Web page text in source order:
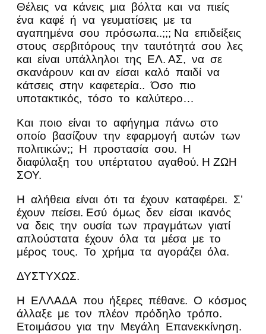
Θέλεις να κάνεις μια βόλτα και να πιείς
ένα καφέ ή να γευματίσεις με τα
αγαπημένα σου πρόσωπα..;;; Να επιδείξεις
στους σερβιτόρους την ταυτότητά σου λες
και είναι υπάλληλοι της ΕΛ. ΑΣ, να σε
σκανάρουν και αν είσαι καλό παιδί να
κάτσεις στην καφετερία.. Όσο πιο
υποτακτικός, τόσο το καλύτερο…
Και ποιο είναι το αφήγημα πάνω στο
οποίο βασίζουν την εφαρμογή αυτών των
πολιτικών;; Η προστασία σου. Η
διαφύλαξη του υπέρτατου αγαθού. Η ΖΩΗ
ΣΟΥ.
Η αλήθεια είναι ότι τα έχουν καταφέρει. Σ’
έχουν πείσει. Εσύ όμως δεν είσαι ικανός
να δεις την ουσία των πραγμάτων γιατί
απλούστατα έχουν όλα τα μέσα με το
μέρος τους. Το χρήμα τα αγοράζει όλα.
ΔΥΣΤΥΧΩΣ.
Η ΕΛΛΑΔΑ που ήξερες πέθανε. Ο κόσμος
άλλαξε με τον πλέον πρόδηλο τρόπο.
Ετοιμάσου για την Μεγάλη Επανεκκίνηση.